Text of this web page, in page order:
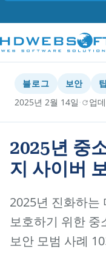
블로그 보안
2025년 2월 14일· 업
2025년 중
지 사이버
2025년 진화하는
보호하기 위한 중
보안 모범 사례